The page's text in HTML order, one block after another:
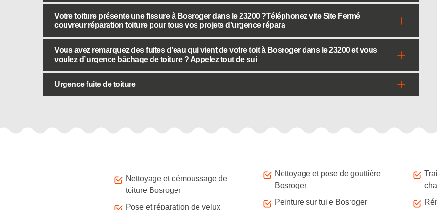
Votre toiture présente une fissure à Bosroger dans le 23200 ?Téléphonez vite Site Fermé
couvreur réparation toiture pour tous vos projets d’urgence répara
Vous avez remarquez des fuites d’eau qui vient de votre toit à Bosroger dans le 23200 et vous
voulez d’ urgence bâchage de toiture ? Appelez tout de sui
Urgence fuite de toiture
Nettoyage et démoussage de
toiture Bosroger
Pose et réparation de velux
Nettoyage et pose de gouttière
Bosroger
Peinture sur tuile Bosroger